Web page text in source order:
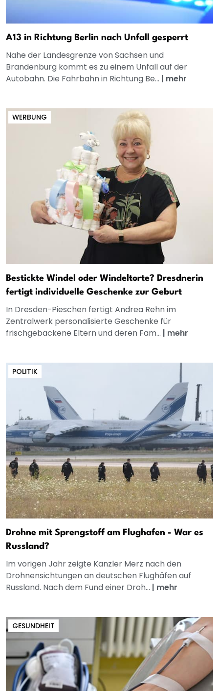
A13 in Richtung Berlin nach Unfall gesperrt
Nahe der Landesgrenze von Sachsen und
Brandenburg kommt es zu einem Unfall auf der
Autobahn. Die Fahrbahn in Richtung Be... | mehr
WERBUNG
Bestickte Windel oder Windeltorte? Dresdnerin
fertigt individuelle Geschenke zur Geburt
In Dresden-Pieschen fertigt Andrea Rehn im
Zentralwerk personalisierte Geschenke für
frischgebackene Eltern und deren Fam... | mehr
POLITIK
Drohne mit Sprengstoff am Flughafen - War es
Russland?
Im vorigen Jahr zeigte Kanzler Merz nach den
Drohnensichtungen an deutschen Flughäfen auf
Russland. Nach dem Fund einer Droh... | mehr
GESUNDHEIT